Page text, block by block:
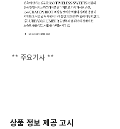
** 주요기사 **
상품 정보 제공 고시